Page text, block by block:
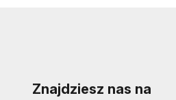
Znajdziesz nas na